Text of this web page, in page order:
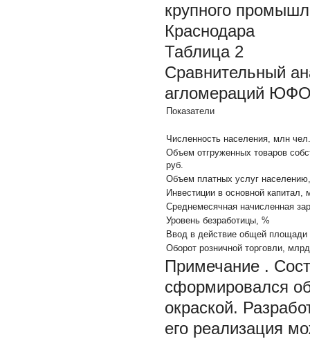
крупного
Краснодара
Таблица 2
Сравнительный
агломераций
Показатели
Численность населения, млн чел.
Объем отгруженных товаров
руб.
Объем платных услуг
Инвестиции в основной капитал,
Среднемесячная начисленная
Уровень безработицы, %
Ввод в действие общей
Оборот розничной торговли,
Примечание .
сформировался
окраской.
его реализация